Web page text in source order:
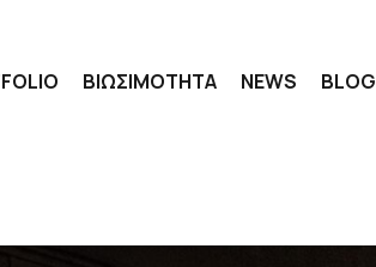
ΒΙΩΣΙΜΟΤΗΤΑ NEWS BLOG